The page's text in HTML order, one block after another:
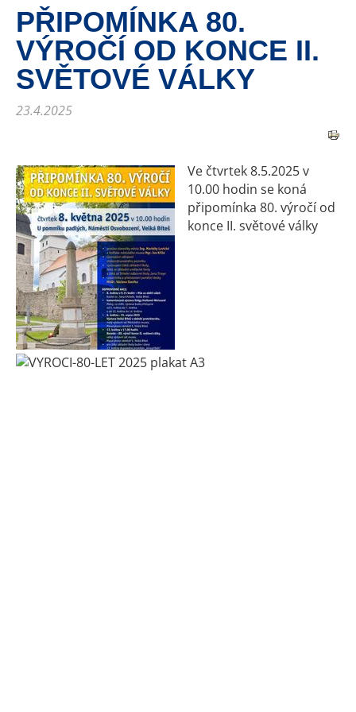
PŘIPOMÍNKA 80.
VÝROČÍ OD KONCE II.
SVĚTOVÉ VÁLKY
23.4.2025
Ve čtvrtek 8.5.2025 v
10.00 hodin se koná
připomínka 80. výročí od
konce II. světové války